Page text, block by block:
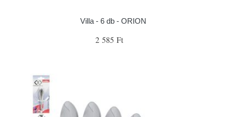
Villa - 6 db - ORION
2 585 Ft